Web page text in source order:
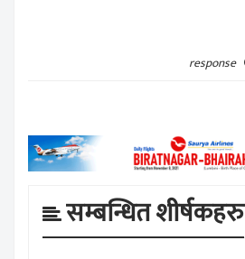
response
सम्बन्धित शीर्षकहरु